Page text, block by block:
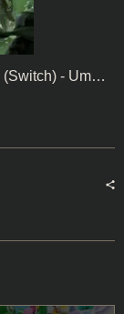
(Switch) - Um…